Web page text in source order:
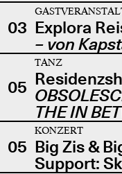
03 Explora
– von
05
TANZ
THE IN
05
KONZERT
Big Zis &
Support: